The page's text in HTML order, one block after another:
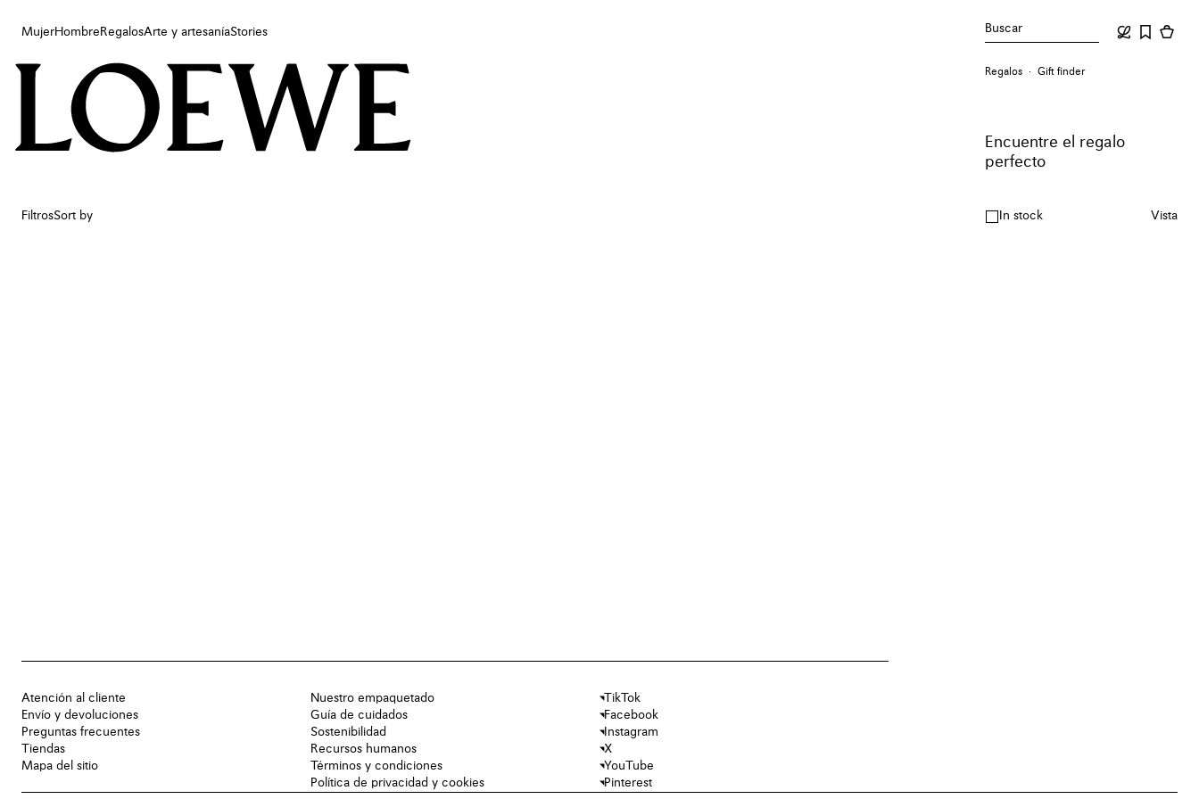
MujerHombre RegalosArte y artesaníaStories Buscar
Mujer
Arte y artesanía
Regalos Gift finder
Encuentre el regalo
perfecto
FiltrosSort by In stock Vista
Atención al cliente
Envío y devoluciones
Preguntas frecuentes
Tiendas
Mapa del sitio
Nuestro empaquetado
Guía de cuidados
Sostenibilidad
Recursos humanos
Términos y condiciones
Política de privacidad y cookies
TikTok
Facebook
Instagram
X
YouTube
Pinterest